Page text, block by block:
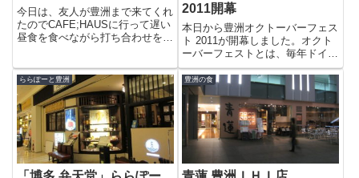
今日は、友人が豊洲まで来てくれ
たのでCAFE;HAUSに行って遅い
昼食を食べながら打ち合わせをし
り過ごすことが出来ました。友人
とは、半年後の面白い展開の話に
なってかなり盛り上がりま...
2011開幕
本日から豊洲オクトーバーフェス
ト 2011が開幕しました。オクト
ーバーフェストとは、毎年ドイツ
ミュンヘン市で開催されているお
祭りで今回、江東区の協力で初め
て豊洲での開催が実現したそうで
す。本場の規模にはかないません
が豊洲公園のスペースを大胆...
ららぽーと豊洲 豊洲の食